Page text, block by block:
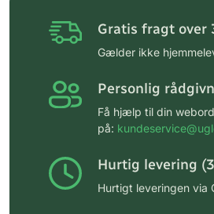
Gratis fragt over
Gælder ikke
Personlig
Få hjælp til din
på:
Hurtig levering
Hurtigt leveringen via